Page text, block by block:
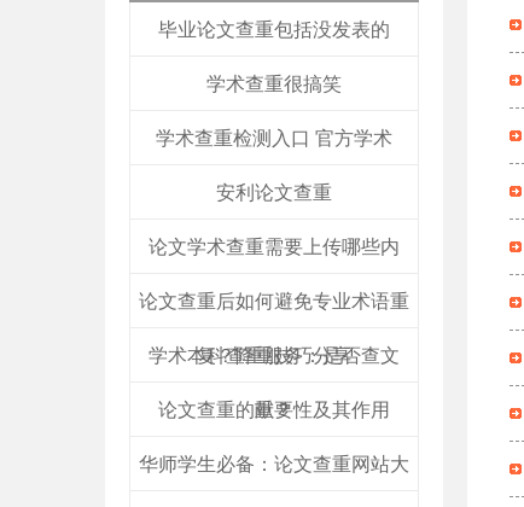
毕业论文查重包括没发表的
学术查重很搞笑
学术查重检测入口 官方学术
安利论文查重
论文学术查重需要上传哪些内
论文查重后如何避免专业术语重
复？降重技巧分享
学术本科查重服务：是否查文
献？
论文查重的重要性及其作用
华师学生必备：论文查重网站大